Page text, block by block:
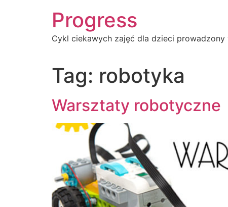
Progress
Cykl ciekawych zajęć dla dzieci prowadzony
Tag: robotyka
Warsztaty robotyczne